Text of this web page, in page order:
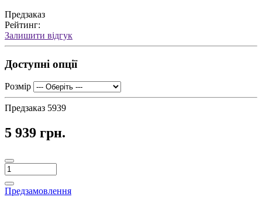
Предзаказ
Рейтинг:
Залишити відгук
Доступні опції
Розмір
Предзаказ 5939
5 939 грн.
Предзамовлення